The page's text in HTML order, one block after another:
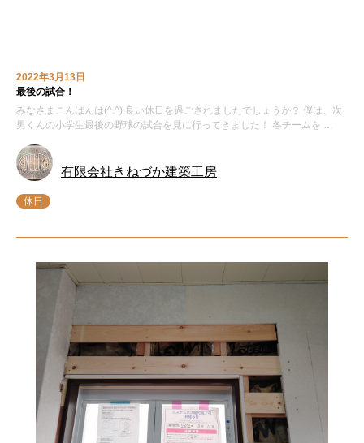
2022年3月13日
最後の試合！
みなさまこんばんは(^.^) 良い休日を過ごされましたでしょうか？ 僕は、次
男くんの小学生最後の野球の試合を見に行ってきました！ 各チームを …
有限会社きねづか建築工房
休日